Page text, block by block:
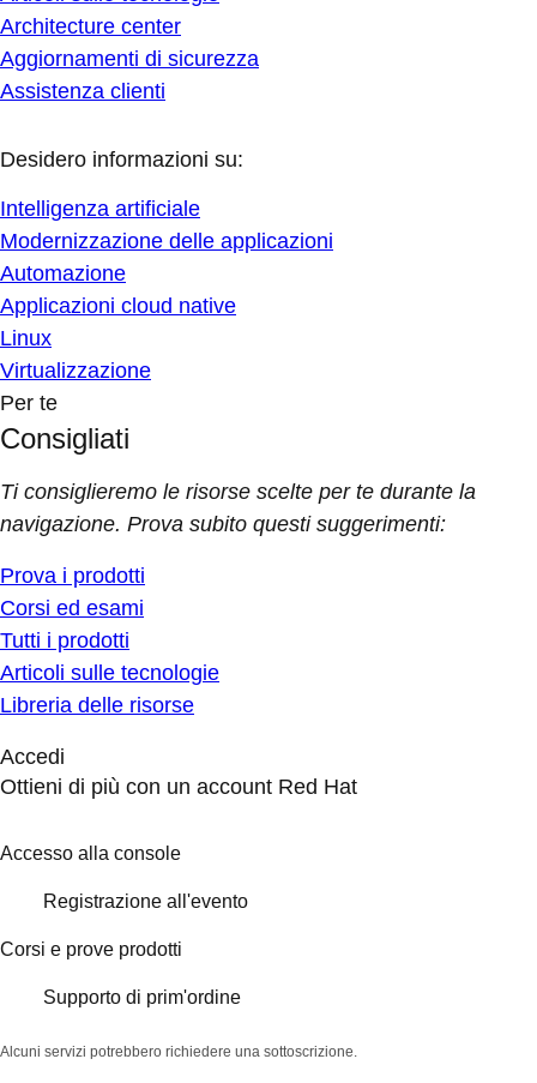
Architecture center
Aggiornamenti di sicurezza
Assistenza clienti
Desidero informazioni su:
Intelligenza artificiale
Modernizzazione delle applicazioni
Automazione
Applicazioni cloud native
Linux
Virtualizzazione
Per te
Consigliati
Ti consiglieremo le risorse scelte per te durante la
navigazione. Prova subito questi suggerimenti:
Prova i prodotti
Corsi ed esami
Tutti i prodotti
Articoli sulle tecnologie
Libreria delle risorse
Accedi
Ottieni di più con un account Red Hat
Accesso alla console
Registrazione all'evento
Corsi e prove prodotti
Supporto di prim'ordine
Alcuni servizi potrebbero richiedere una sottoscrizione.